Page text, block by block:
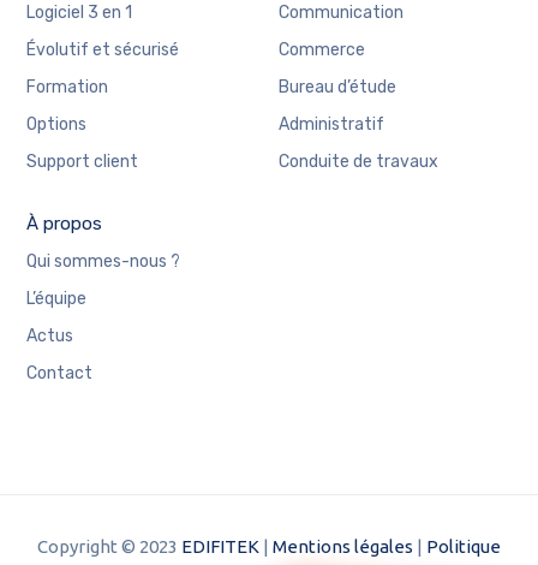
Logiciel 3 en 1
Évolutif et sécurisé
Formation
Options
Support client
Communication
Commerce
Bureau d’étude
Administratif
Conduite de travaux
À propos
Qui sommes-nous ?
L’équipe
Actus
Contact
Copyright © 2023 EDIFITEK | Mentions légales | Politique